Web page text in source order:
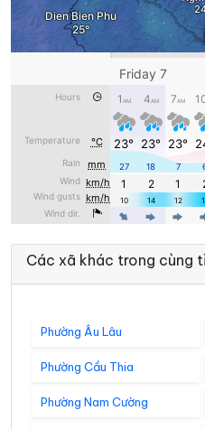
Các xã khác trong cùng
Phường Âu Lâu
Phường Cầu Thia
Phường Nam Cường